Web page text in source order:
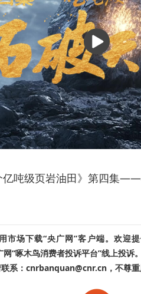
播
放
亿吨级页岩油田》第四集——
市场下载“央广网”客户端。欢迎
“啄木鸟消费者投诉平台”线上投诉
系：cnrbanquan@cnr.cn，不尊重